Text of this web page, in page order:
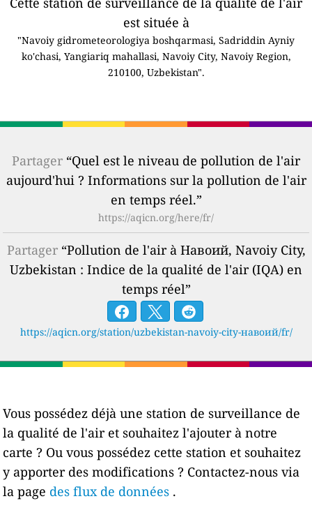
est située à
"Navoiy gidrometeorologiya boshqarmasi, Sadriddin Ayniy
ko'chasi, Yangiariq mahallasi, Navoiy City, Navoiy Region,
210100, Uzbekistan".
Partager “Quel est le niveau de pollution de l'air
aujourd'hui ? Informations sur la pollution de l'air
en temps réel.”
https://aqicn.org/here/fr/
Partager“Pollution de l'air à Навоий, Navoiy City,
Uzbekistan : Indice de la qualité de l'air (IQA) en
temps réel”
https://aqicn.org/station/uzbekistan-navoiy-city-навоий/fr/
Vous possédez déjà une station de surveillance de
la qualité de l'air et souhaitez l'ajouter à notre
carte ? Ou vous possédez cette station et souhaitez
y apporter des modifications ? Contactez-nous via
la page des flux de données .